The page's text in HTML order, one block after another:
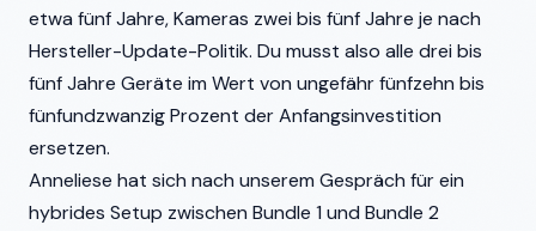
etwa fünf Jahre, Kameras zwei bis fünf Jahre je nach
Hersteller-Update-Politik. Du musst also alle drei bis
fünf Jahre Geräte im Wert von ungefähr fünfzehn bis
fünfundzwanzig Prozent der Anfangsinvestition
ersetzen.
Anneliese hat sich nach unserem Gespräch für ein
hybrides Setup zwischen Bundle 1 und Bundle 2